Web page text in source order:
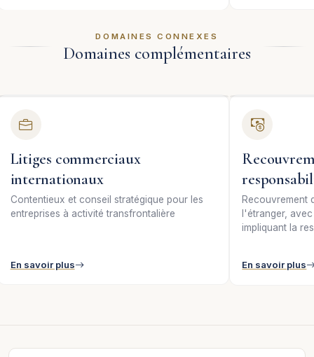
DOMAINES CONNEXES
Domaines complémentaires
Litiges commerciaux
internationaux
Contentieux et conseil stratégique pour les
entreprises à activité transfrontalière
En savoir plus
Recouvrement
l'étranger,
impliquant la
En savoir plus